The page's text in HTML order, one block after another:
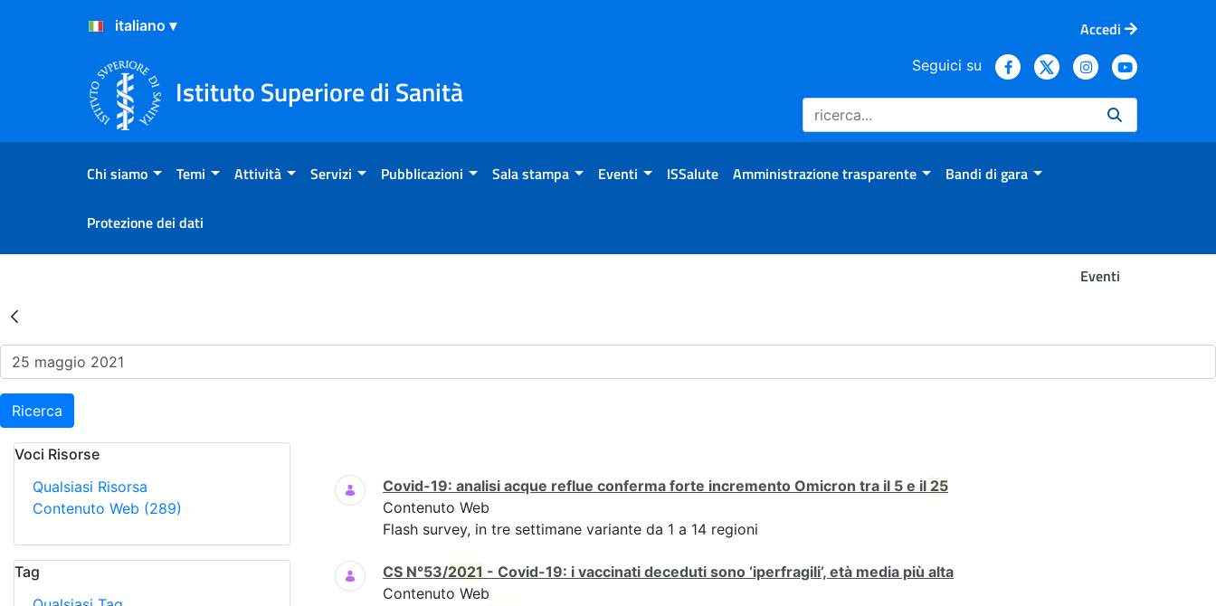
Salta al Contenuto
Salta al Footer
Accedi
Istituto Superiore di Sanità
Seguici su
Chi siamo Temi Attività Servizi Pubblicazioni Sala stampa Eventi ISSalute Amministrazione trasparente Bandi di gara
Protezione dei dati
Eventi
Risultati della Ricerca - Eventi
Ricerca
Voci Risorse
Qualsiasi Risorsa
Contenuto Web (289)
Tag
Ricerca
Covid-19: analisi acque reflue conferma forte incremento Omicron tra il 5 e il 25
Contenuto Web
Flash survey, in tre settimane variante da 1 a 14 regioni
CS N°53/2021 - Covid-19: i vaccinati deceduti sono ‘iperfragili’, età media più alta
Contenuto Web